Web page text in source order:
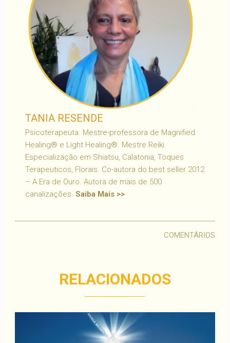
TANIA RESENDE
Psicoterapeuta. Mestre-professora de Magnified
Healing® e Light Healing®. Mestre Reiki.
Especialização em Shiatsu, Calatonia, Toques
Terapeuticos, Florais. Co-autora do best seller 2012
– A Era de Ouro. Autora de mais de 500
canalizações. Saiba Mais >>
COMENTÁRIOS
RELACIONADOS